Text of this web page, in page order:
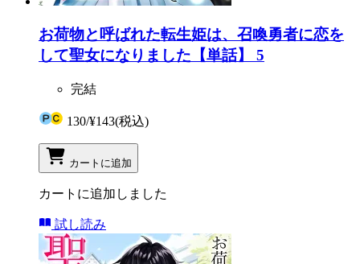
お荷物と呼ばれた転生姫は、召喚勇者に恋を
して聖女になりました【単話】 5
完結
130/¥143(税込)
カートに追加
カートに追加しました
試し読み